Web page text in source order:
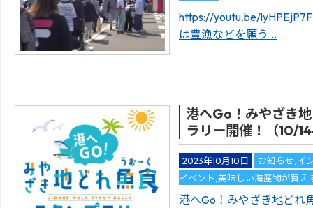
https://youtu.be/
は豊漁などを願う…
港へGo！みやざき
ラリー開催！（10/
2023年10月10日 お知らせ イ
イベント 美味しい海産物が買え
港へGo！みやざき地どれ